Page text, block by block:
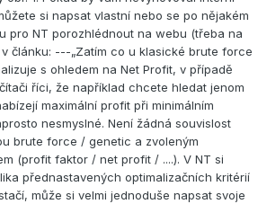
si napsat vlastní nebo se po nějakém
pro NT porozhlédnout na webu (třeba na
v článku: ---„Zatím co u klasické brute force
s ohledem na Net Profit, v případě
říci, že například chcete hledat jenom
maximální profit při minimálním
nesmyslné. Není žádná souvislost
brute force / genetic a zvoleným
(profit faktor / net profit / ....). V NT si
přednastavených optimalizačních kritérií
může si velmi jednoduše napsat svoje